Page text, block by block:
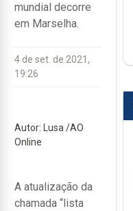
mundial decorre
em Marselha.
4 de set. de 2021,
19:26
Autor: Lusa /AO
Online
A atualização da
chamada “lista